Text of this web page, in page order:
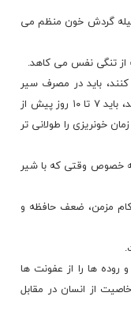
گردش خون منظم می
کنند، باید در مصرف سیر
احتیاط کنند. ‏از این رو افرادی که جراحی می ‌کنند، باید ۷ تا ۱۰ روز پیش از
خونریزی را ‏طولانی ‌تر
به خصوص وقتی که با شیر
مزمن، ضعف حافظه و
ها را از عفونت ها
از انسان در مقابل